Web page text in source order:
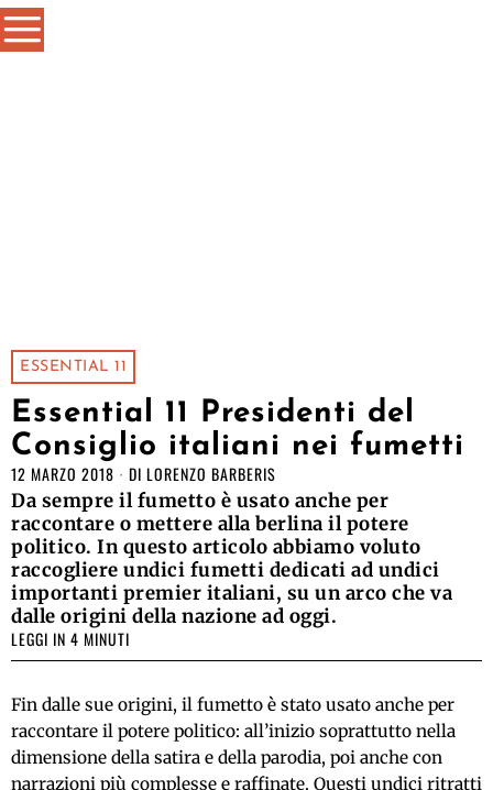
ESSENTIAL 11
Essential 11 Presidenti del
Consiglio italiani nei fumetti
12 MARZO 2018 DI LORENZO BARBERIS
Da sempre il fumetto è usato anche per
raccontare o mettere alla berlina il potere
politico. In questo articolo abbiamo voluto
raccogliere undici fumetti dedicati ad undici
importanti premier italiani, su un arco che va
dalle origini della nazione ad oggi.
LEGGI IN 4 MINUTI
Fin dalle sue origini, il fumetto è stato usato anche per
raccontare il potere politico: all’inizio soprattutto nella
dimensione della satira e della parodia, poi anche con
narrazioni più complesse e raffinate. Questi undici ritratti